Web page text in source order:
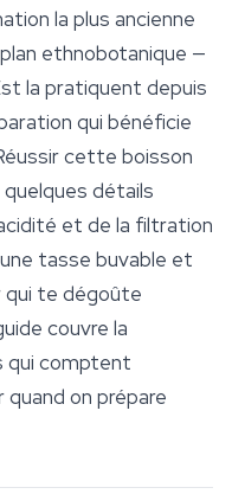
la plus ancienne
ethnobotanique —
la pratiquent depuis
qui bénéficie
cette boisson
quelques détails
et de la filtration
tasse buvable et
qui te dégoûte
couvre la
qui comptent
on prépare